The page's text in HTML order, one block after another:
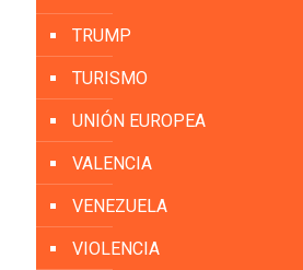
TRUMP
TURISMO
UNIÓN EUROPEA
VALENCIA
VENEZUELA
VIOLENCIA